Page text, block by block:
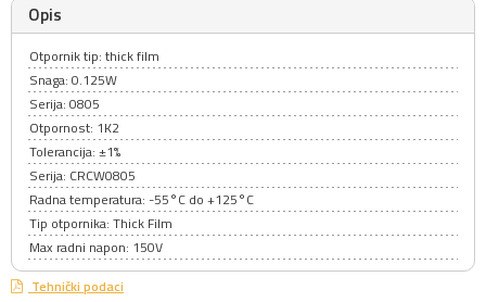
Opis
Otpornik tip: thick film
Snaga: 0.125W
Serija: 0805
Otpornost: 1K2
Tolerancija: ±1%
Serija: CRCW0805
Radna temperatura: -55°C do +125°C
Tip otpornika: Thick Film
Max radni napon: 150V
Tehnički podaci